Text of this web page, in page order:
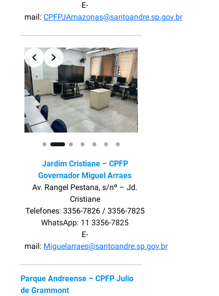
E-
mail: CPFPJAmazonas@santoandre.sp.gov.br
Slide 2 of 7
Jardim Cristiane – CPFP
Governador Miguel Arraes
Av. Rangel Pestana, s/nº – Jd.
Cristiane
Telefones: 3356-7826 / 3356-7825
WhatsApp: 11 3356-7825
E-
mail: Miguelarraes@santoandre.sp.gov.br
Parque Andreense – CPFP Julio
de Grammont